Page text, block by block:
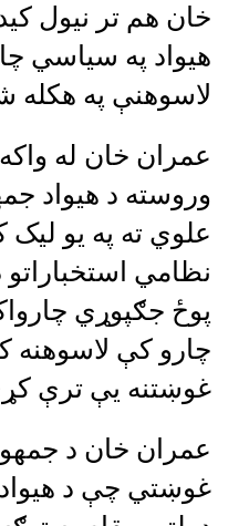
خان هم تر نیول
هیواد په سیاسي
لاسوهنې په
عمران خان له
وروسته د هیواد
علوي ته په یو
نظامي
پوځ جګپوړي
چارو کې لاسوهنه
غوښتنه یې ترې
عمران خان د
غوښتي چې د هیواد